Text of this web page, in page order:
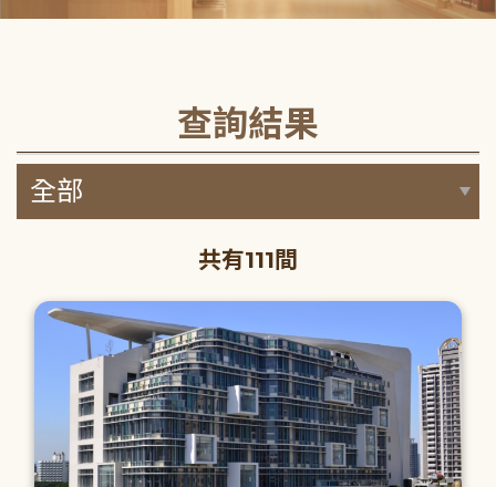
查詢結果
共有111間